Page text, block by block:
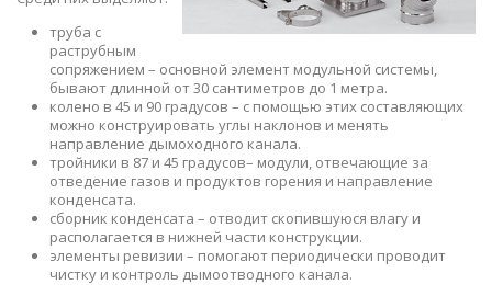
труба с
раструбным
сопряжением – основной элемент модульной системы,
бывают длинной от 30 сантиметров до 1 метра.
колено в 45 и 90 градусов – с помощью этих составляющих
можно конструировать углы наклонов и менять
направление дымоходного канала.
тройники в 87 и 45 градусов– модули, отвечающие за
отведение газов и продуктов горения и направление
конденсата.
сборник конденсата – отводит скопившуюся влагу и
располагается в нижней части конструкции.
элементы ревизии – помогают периодически проводит
чистку и контроль дымоотводного канала.